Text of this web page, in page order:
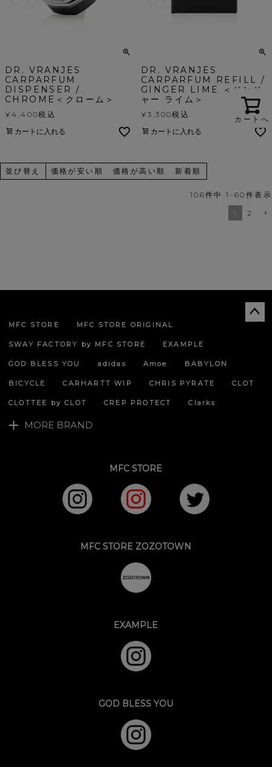
DR. VRANJES
CARPARFUM
DISPENSER /
CHROME＜クローム＞
¥4,400税込
カートに入れる
DR. VRANJES
CARPARFUM REFILL /
GINGER LIME ＜ジンジ
ャー ライム＞
¥3,300税込
カートに入れる
並び替え 価格が安い順 価格が高い順 新着順
106件中 1 - 60 件表示
1
2
カートへ
MFC STORE MFC STORE ORIGINAL
SWAY FACTORY by MFC STORE EXAMPLE
GOD BLESS YOU adidas Amoe BABYLON
BICYCLE CARHARTT WIP CHRIS PYRATE CLOT
CLOTTEE by CLOT CREP PROTECT Clarks
MORE BRAND
MFC STORE
MFC STORE ZOZOTOWN
EXAMPLE
GOD BLESS YOU